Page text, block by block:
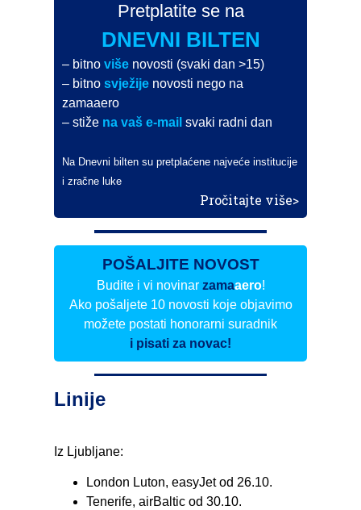
Pretplatite se na
DNEVNI BILTEN
– bitnoviše novosti (svaki dan >15)
– bitnosvježije novosti nego na
zamaaero
– stiže na vaš e-mail svaki radni dan
Na Dnevni bilten su pretplaćene najveće institucije
i zračne luke
Pročitajte više>
POŠALJITE NOVOST
Budite i vi novinar zamaaero!
Ako pošaljete 10 novosti koje objavimo
možete postati honorarni suradnik
i pisati za novac!
Linije
Iz Ljubljane:
London Luton, easyJet od 26.10.
Tenerife, airBaltic od 30.10.